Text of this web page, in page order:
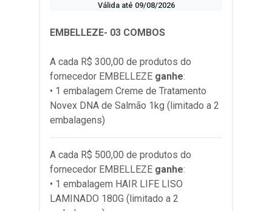
Válida até 09/08/2026
EMBELLEZE- 03 COMBOS
A cada R$ 300,00 de produtos do
fornecedor EMBELLEZE ganhe:
• 1 embalagem Creme de Tratamento
Novex DNA de Salmão 1kg (limitado a 2
embalagens)
A cada R$ 500,00 de produtos do
fornecedor EMBELLEZE ganhe:
• 1 embalagem HAIR LIFE LISO
LAMINADO 180G (limitado a 2